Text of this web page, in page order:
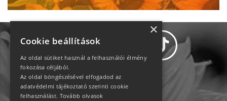
Adatvédelem
×
Cookie beállítások
Az oldal sütiket használ a felhasználói élmény
fokozása céljából.
Az oldal böngészésével elfogadod az
adatvédelmi tájékoztató szerinti cookie
felhasználást. Tovább olvasok